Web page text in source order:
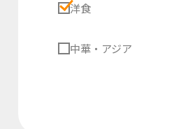
洋食
中華・アジア